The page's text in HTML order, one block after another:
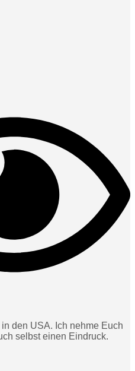
den USA. Ich nehme Euch
selbst einen Eindruck.